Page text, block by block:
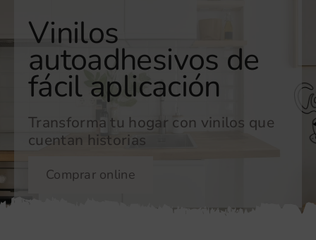
Vinilos
autoadhesivos de
fácil aplicación
Transforma tu hogar con vinilos que
cuentan historias
Comprar online